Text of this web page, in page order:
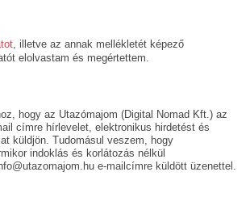
, illetve az annak mellékletét képező
elolvastam és megértettem.
hogy az Utazómajom (Digital Nomad Kft.) az
címre hírlevelet, elektronikus hirdetést és
küldjön. Tudomásul veszem, hogy
indoklás és korlátozás nélkül
e-mailcímre küldött üzenettel.